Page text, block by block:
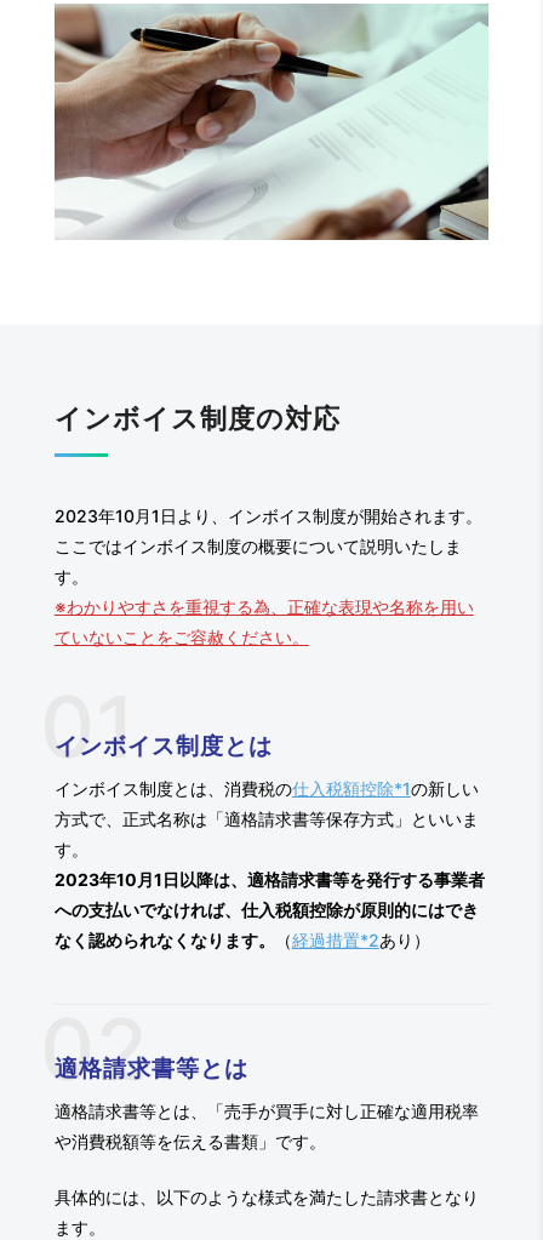
インボイス制度の対応
2023年10月1日より、インボイス制度が開始されます。
ここではインボイス制度の概要について説明いたしま
す。
※わかりやすさを重視する為、正確な表現や名称を用い
ていないことをご容赦ください。
インボイス制度とは
インボイス制度とは、消費税の仕入税額控除*1の新しい
方式で、正式名称は「適格請求書等保存方式」といいま
す。
2023年10月1日以降は、適格請求書等を発行する事業者
への支払いでなければ、仕入税額控除が原則的にはでき
なく認められなくなります。
（経過措置*2あり）
適格請求書等とは
適格請求書等とは、「売手が買手に対し正確な適用税率
や消費税額等を伝える書類」です。
具体的には、以下のような様式を満たした請求書となり
ます。